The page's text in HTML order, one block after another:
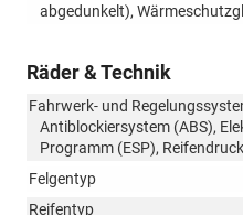
abgedunkelt),
Räder & Technik
Fahrwerk- und
Antiblockiersystem (ABS),
Programm (ESP),
Felgentyp
Reifentyp